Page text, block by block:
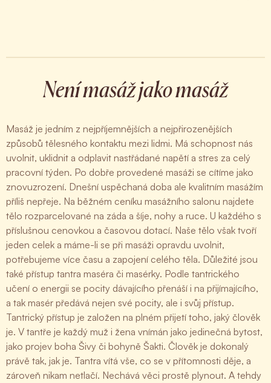
Není masáž jako masáž
Masáž je jedním z nejpříjemnějších a nejpřirozenějších
způsobů tělesného kontaktu mezi lidmi. Má schopnost nás
uvolnit, uklidnit a odplavit nastřádané napětí a stres za celý
pracovní týden. Po dobře provedené masáži se cítíme jako
znovuzrození. Dnešní uspěchaná doba ale kvalitním masážím
příliš nepřeje. Na běžném ceníku masážního salonu najdete
tělo rozparcelované na záda a šíje, nohy a ruce. U každého s
příslušnou cenovkou a časovou dotací. Naše tělo však tvoří
jeden celek a máme-li se při masáži opravdu uvolnit,
potřebujeme více času a zapojení celého těla. Důležité jsou
také přístup tantra maséra či masérky. Podle tantrického
učení o energii se pocity dávajícího přenáší i na přijímajícího,
a tak masér předává nejen své pocity, ale i svůj přístup.
Tantrický přístup je založen na plném přijetí toho, jaký člověk
je. V tantře je každý muž i žena vnímán jako jedinečná bytost,
jako projev boha Šivy či bohyně Šakti. Člověk je dokonalý
právě tak, jak je. Tantra vítá vše, co se v přítomnosti děje, a
zároveň nikam netlačí. Nechává věci prostě plynout. A tehdy